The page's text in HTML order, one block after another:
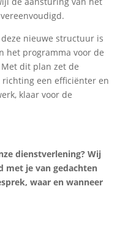
nieuwe structuur is
het programma voor de
dit plan zet de
een efficiënter en
klaar voor de
dienstverlening? Wij
met je van gedachten
waar en wanneer